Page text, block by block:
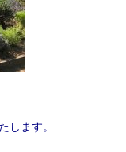
します。